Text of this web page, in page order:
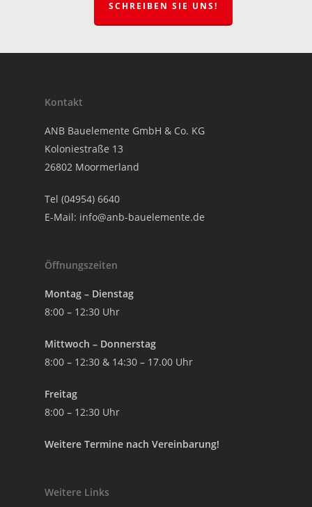
SCHREIBEN SIE UNS!
Kontakt
ANB Bauelemente GmbH & Co. KG
Koloniestraße 13
26802 Moormerland
Tel (04954) 6640
E-Mail: info@anb-bauelemente.de
Öffnungszeiten
Montag – Dienstag
8:00 – 12:30 Uhr
Mittwoch – Donnerstag
8:00 – 12:30 & 14:30 – 17.00 Uhr
Freitag
8:00 – 12:30 Uhr
Weitere Termine nach Vereinbarung!
Weitere Links